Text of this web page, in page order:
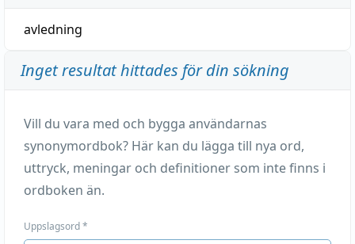
avledning
Inget resultat hittades för din sökning
Vill du vara med och bygga användarnas
synonymordbok? Här kan du lägga till nya ord,
uttryck, meningar och definitioner som inte finns i
ordboken än.
Uppslagsord*